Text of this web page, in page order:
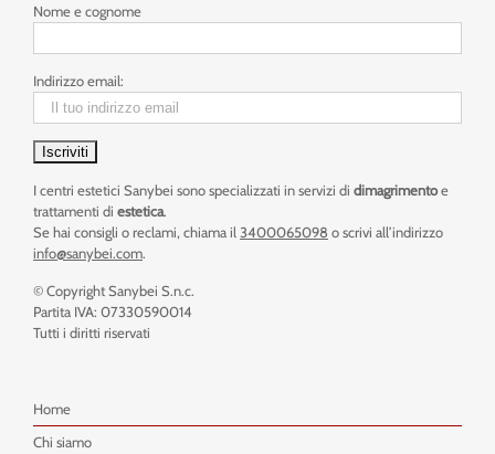
Nome e cognome
Indirizzo email:
I centri estetici Sanybei sono specializzati in servizi di dimagrimentoe
trattamenti di estetica.
Se hai consigli o reclami, chiama il 3400065098 o scrivi all’indirizzo
info@sanybei.com.
© Copyright Sanybei S.n.c.
Partita IVA: 07330590014
Tutti i diritti riservati
Home
Chi siamo